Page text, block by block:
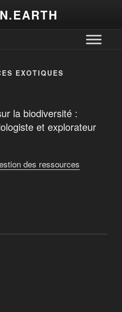
EXOTIQUES
la biodiversité :
et explorateur
des ressources